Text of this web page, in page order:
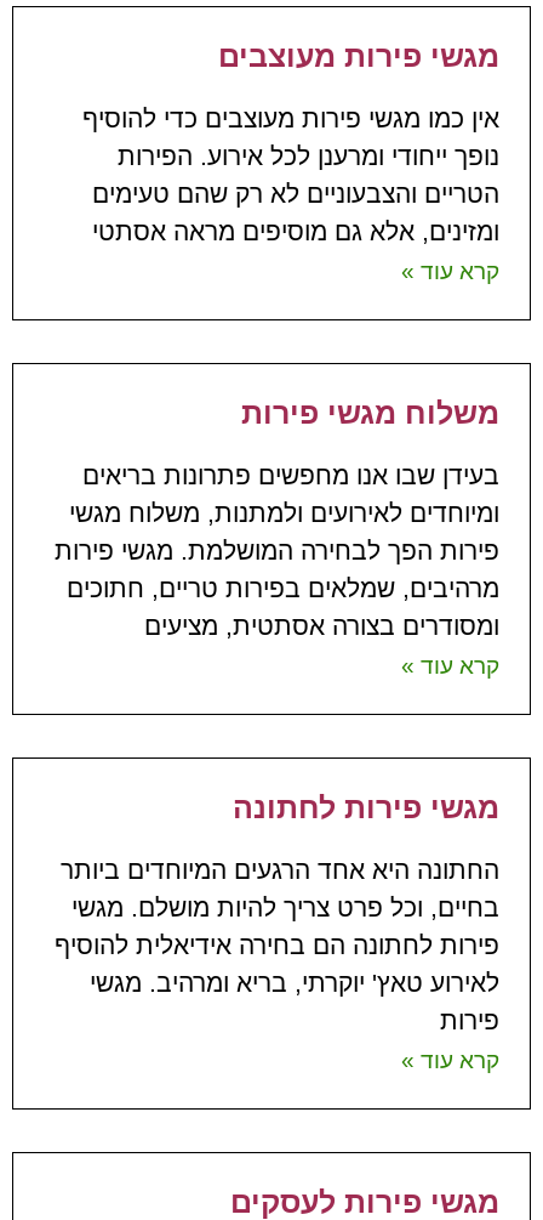
מגשי פירות מעוצבים
אין כמו מגשי פירות מעוצבים כדי להוסיף
נופך ייחודי ומרענן לכל אירוע. הפירות
הטריים והצבעוניים לא רק שהם טעימים
ומזינים, אלא גם מוסיפים מראה אסתטי
קרא עוד »
משלוח מגשי פירות
בעידן שבו אנו מחפשים פתרונות בריאים
ומיוחדים לאירועים ולמתנות, משלוח מגשי
פירות הפך לבחירה המושלמת. מגשי פירות
מרהיבים, שמלאים בפירות טריים, חתוכים
ומסודרים בצורה אסתטית, מציעים
קרא עוד »
מגשי פירות לחתונה
החתונה היא אחד הרגעים המיוחדים ביותר
בחיים, וכל פרט צריך להיות מושלם. מגשי
פירות לחתונה הם בחירה אידיאלית להוסיף
לאירוע טאץ' יוקרתי, בריא ומרהיב. מגשי
פירות
קרא עוד »
מגשי פירות לעסקים